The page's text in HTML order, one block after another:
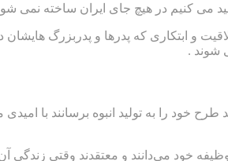
می کنیم در هیچ جای ایران ساخته
و ابتکاری که پدرها و پدربزرگ هایشان
شوند .
طرح خود را به تولید انبوه
خود می‌دانند و معتقدند وقتی زندگی